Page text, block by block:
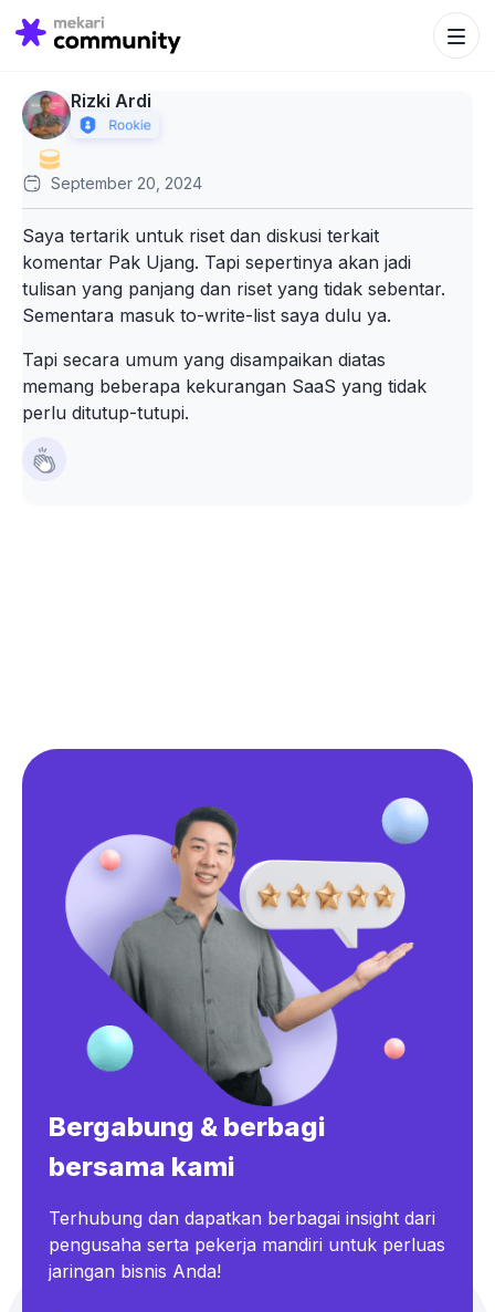
Search
for:
Search
Rizki Ardi
September 20, 2024
Saya tertarik untuk riset dan diskusi terkait
komentar Pak Ujang. Tapi sepertinya akan jadi
tulisan yang panjang dan riset yang tidak sebentar.
Sementara masuk to-write-list saya dulu ya.
Tapi secara umum yang disampaikan diatas
memang beberapa kekurangan SaaS yang tidak
perlu ditutup-tutupi.
Bergabung & berbagi
bersama kami
Terhubung dan dapatkan berbagai insight dari
pengusaha serta pekerja mandiri untuk perluas
jaringan bisnis Anda!